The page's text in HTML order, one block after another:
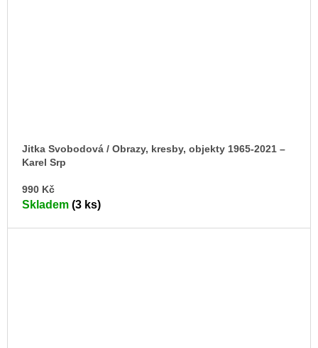
Jitka Svobodová / Obrazy, kresby, objekty 1965-2021 –⁠
Karel Srp
990 Kč
Skladem (3 ks)